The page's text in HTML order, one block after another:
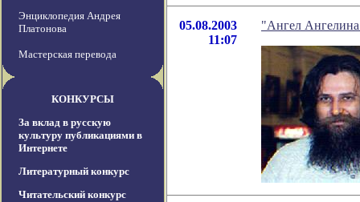
Энциклопедия Андрея
Платонова
Мастерская перевода
КОНКУРСЫ
За вклад в русскую
культуру публикациями в
Интернете
Литературный конкурс
Читательский конкурс
05.08.2003
11:07
"Ангел